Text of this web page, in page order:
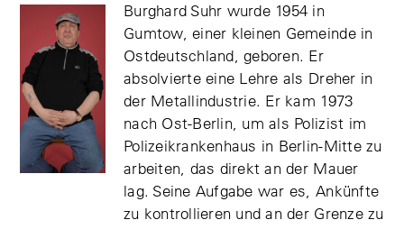
Burghard Suhr wurde 1954 in
Gumtow, einer kleinen Gemeinde in
Ostdeutschland, geboren. Er
absolvierte eine Lehre als Dreher in
der Metallindustrie. Er kam 1973
nach Ost-Berlin, um als Polizist im
Polizeikrankenhaus in Berlin-Mitte zu
arbeiten, das direkt an der Mauer
lag. Seine Aufgabe war es, Ankünfte
zu kontrollieren und an der Grenze zu